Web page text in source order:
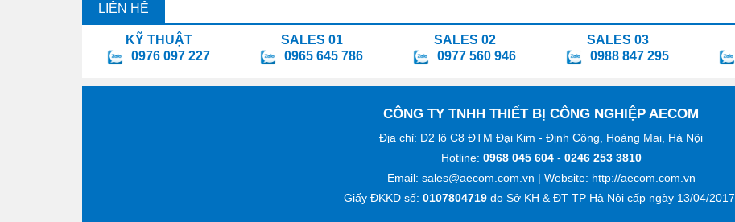
LIÊN HỆ
KỸ THUẬT
0976 097 227
SALES 01
0965 645 786
SALES 02
0977 560 946
SALES 03
0988 847 295
CÔNG TY TNHH THIẾT BỊ CÔNG NGHIỆP AECOM
Địa chỉ: D2 lô C8 ĐTM Đại Kim - Định Công, Hoàng Mai, Hà Nội
Hotline: 0968 045 604- 0246 253 3810
Email: sales@aecom.com.vn | Website: http://aecom.com.vn
Giấy ĐKKD số: 0107804719 do Sở KH & ĐT TP Hà Nội cấp ngày 13/04/2017.